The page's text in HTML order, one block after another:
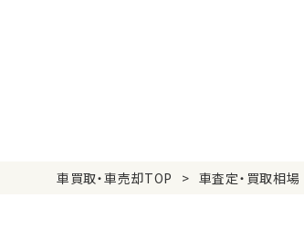
車買取・車売却TOP 車査定・買取相場